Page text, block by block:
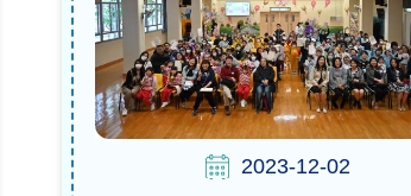
2023-12-02